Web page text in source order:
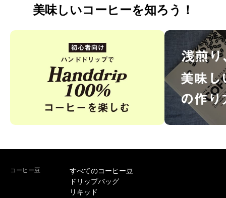
美味しいコーヒーを知ろう！
コーヒー豆
すべてのコーヒー豆
ドリップバッグ
リキッド